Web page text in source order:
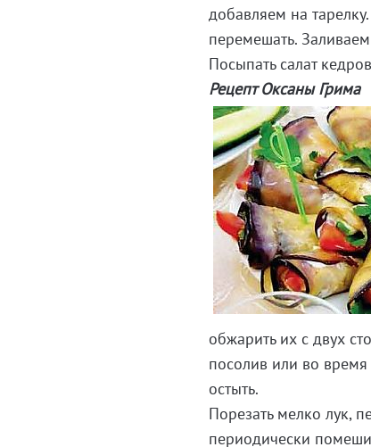
добавляем на
перемешать.
Посыпать салат
Рецепт Оксаны Грима
обжарить их с двух
посолив или во
остыть.
Порезать мелко лук,
периодически